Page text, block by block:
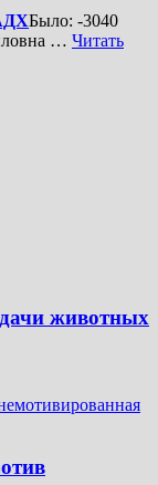
Было: -3040
… Читать
животных